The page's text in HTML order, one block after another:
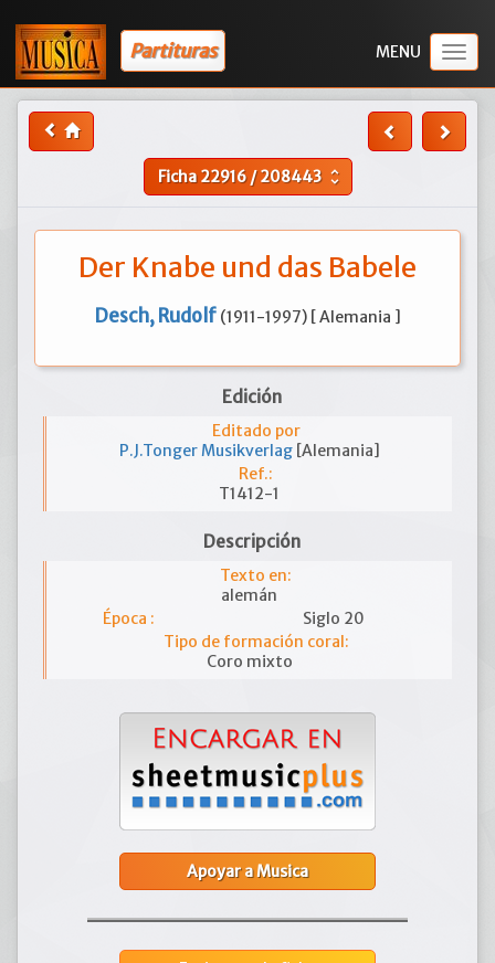
Partituras
Ficha22916/208443 unfold_more
Der Knabe und das Babele
Desch, Rudolf (1911-1997) [ Alemania ]
Edición
Editado por
P.J.Tonger Musikverlag [Alemania]
Ref.:
T1412-1
Descripción
Texto en:
alemán
Época :
Siglo 20
Tipo de formación coral:
Coro mixto
Apoyar a Musica